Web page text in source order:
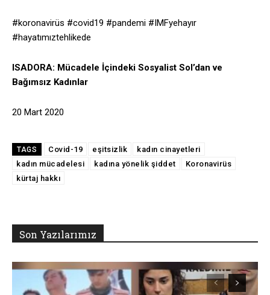
#koronavirüs #covid19 #pandemi #IMFyehayır
#hayatımıztehlikede
ISADORA: Mücadele İçindeki Sosyalist Sol’dan ve
Bağımsız Kadınlar
20 Mart 2020
TAGS Covid-19 eşitsizlik
kadın cinayetleri
kadın mücadelesi
kadına yönelik şiddet
Koronavirüs
kürtaj hakkı
Son Yazılarımız